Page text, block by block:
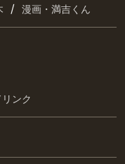
/ 漫画・満吉くん
リンク